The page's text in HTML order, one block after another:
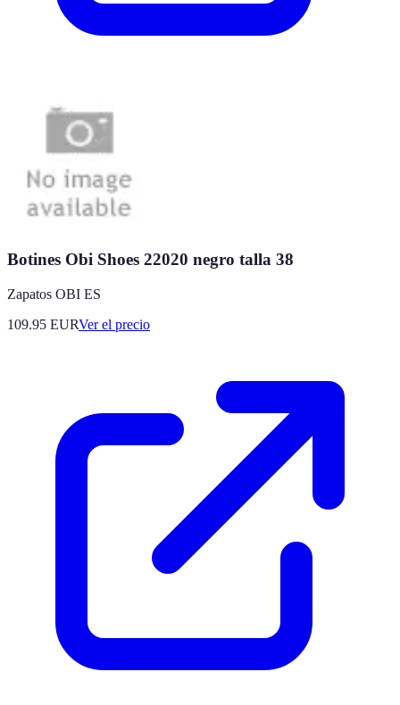
Botines Obi Shoes 22020 negro talla 38
Zapatos OBI ES
109.95 EURVer el precio